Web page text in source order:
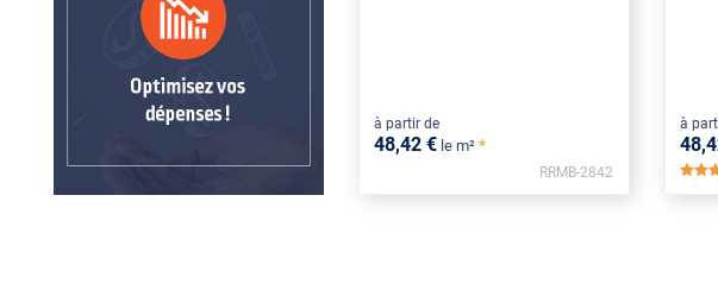
à partir de
48,42 € le m² *
RRMB-2842
à
48